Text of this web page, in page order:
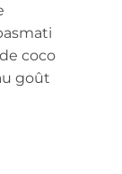
coco
goût